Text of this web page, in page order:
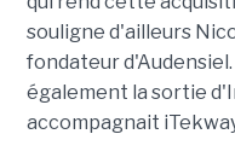
souligne d'ailleurs
fondateur
également la sortie
accompagnait